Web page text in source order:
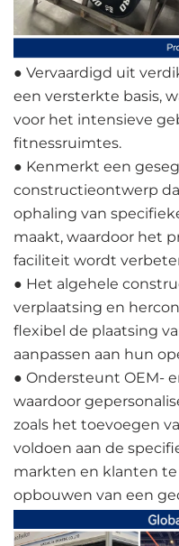
● Vervaardigd uit
een versterkte basis,
voor het intensieve
fitnessruimtes.
● Kenmerkt een
constructieontwerp
ophaling van
maakt, waardoor het
faciliteit wordt
● Het algehele
verplaatsing en
flexibel de plaatsing
aanpassen aan hun
● Ondersteunt OEM-
waardoor
zoals het toevoegen
voldoen aan de
markten en klanten
opbouwen van een